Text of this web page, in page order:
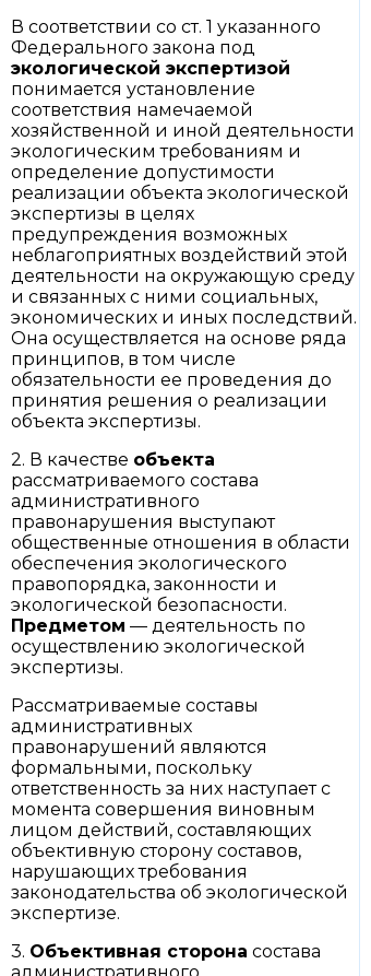
В соответствии со ст. 1 указанного
Федерального закона под
экологической экспертизой
понимается установление
соответствия намечаемой
хозяйственной и иной деятельности
экологическим требованиям и
определение допустимости
реализации объекта экологической
экспертизы в целях
предупреждения возможных
неблагоприятных воздействий этой
деятельности на окружающую среду
и связанных с ними социальных,
экономических и иных последствий.
Она осуществляется на основе ряда
принципов, в том числе
обязательности ее проведения до
принятия решения о реализации
объекта экспертизы.
2. В качестве объекта
рассматриваемого состава
административного
правонарушения выступают
общественные отношения в области
обеспечения экологического
правопорядка, законности и
экологической безопасности.
Предметом — деятельность по
осуществлению экологической
экспертизы.
Рассматриваемые составы
административных
правонарушений являются
формальными, поскольку
ответственность за них наступает с
момента совершения виновным
лицом действий, составляющих
объективную сторону составов,
нарушающих требования
законодательства об экологической
экспертизе.
3. Объективная сторона состава